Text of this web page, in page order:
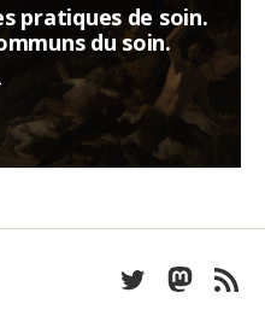
pratiques de soin.
du soin.
Twitter